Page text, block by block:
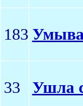
183
33 Ушла